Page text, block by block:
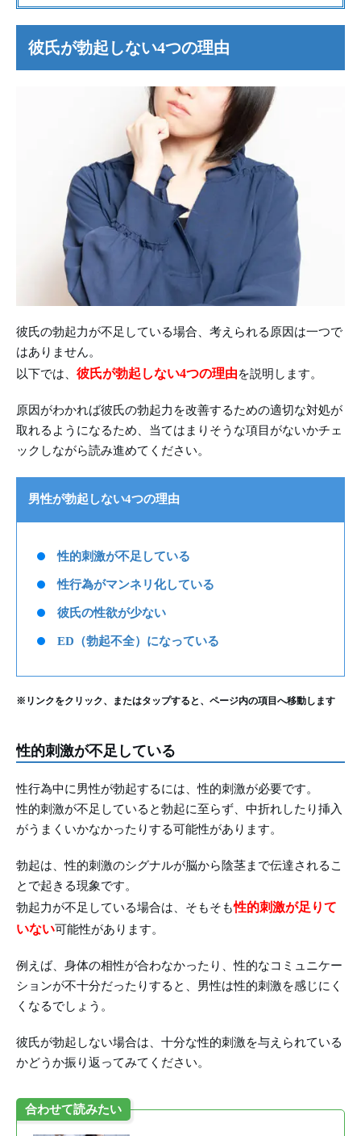
彼氏が勃起しない4つの理由
彼氏の勃起力が不足している場合、考えられる原因は一つで
はありません。
以下では、 彼氏が勃起しない4つの理由を説明します。
原因がわかれば彼氏の勃起力を改善するための適切な対処が
取れるようになるため、当てはまりそうな項目がないかチェ
ックしながら読み進めてください。
男性が勃起しない4つの理由
性的刺激が不足している
性行為がマンネリ化している
彼氏の性欲が少ない
ED（勃起不全）になっている
※リンクをクリック、またはタップすると、ページ内の項目へ移動します
性的刺激が不足している
性行為中に男性が勃起するには、性的刺激が必要です。
性的刺激が不足していると勃起に至らず、中折れしたり挿入
がうまくいかなかったりする可能性があります。
勃起は、性的刺激のシグナルが脳から陰茎まで伝達されるこ
とで起きる現象です。
勃起力が不足している場合は、そもそも性的刺激が足りて
いない可能性があります。
例えば、身体の相性が合わなかったり、性的なコミュニケー
ションが不十分だったりすると、男性は性的刺激を感じにく
くなるでしょう。
彼氏が勃起しない場合は、十分な性的刺激を与えられている
かどうか振り返ってみてください。
合わせて読みたい